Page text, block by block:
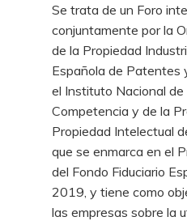
Se trata de un Foro
conjuntamente por la
de la Propiedad
Española de Patentes
el Instituto Nacional
Competencia y de la
Propiedad Intelectual
que se enmarca en el
del Fondo Fiduciario
2019, y tiene como
las empresas sobre la